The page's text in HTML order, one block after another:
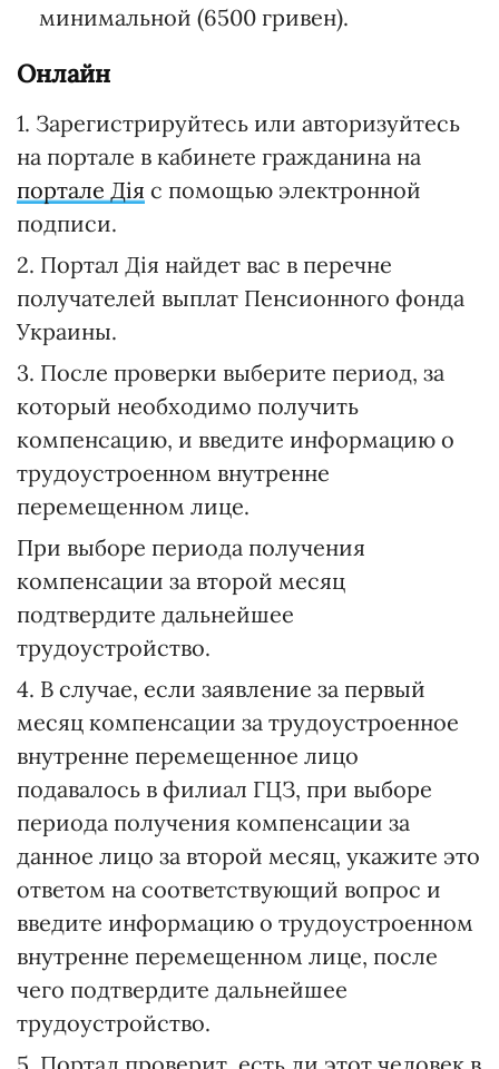
минимальной (6500 гривен).
Онлайн
1. Зарегистрируйтесь или авторизуйтесь
на портале в кабинете гражданина на
портале Дія с помощью электронной
подписи.
2. Портал Дія найдет вас в перечне
получателей выплат Пенсионного фонда
Украины.
3. После проверки выберите период, за
который необходимо получить
компенсацию, и введите информацию о
трудоустроенном внутренне
перемещенном лице.
При выборе периода получения
компенсации за второй месяц
подтвердите дальнейшее
трудоустройство.
4. В случае, если заявление за первый
месяц компенсации за трудоустроенное
внутренне перемещенное лицо
подавалось в филиал ГЦЗ, при выборе
периода получения компенсации за
данное лицо за второй месяц, укажите это
ответом на соответствующий вопрос и
введите информацию о трудоустроенном
внутренне перемещенном лице, после
чего подтвердите дальнейшее
трудоустройство.